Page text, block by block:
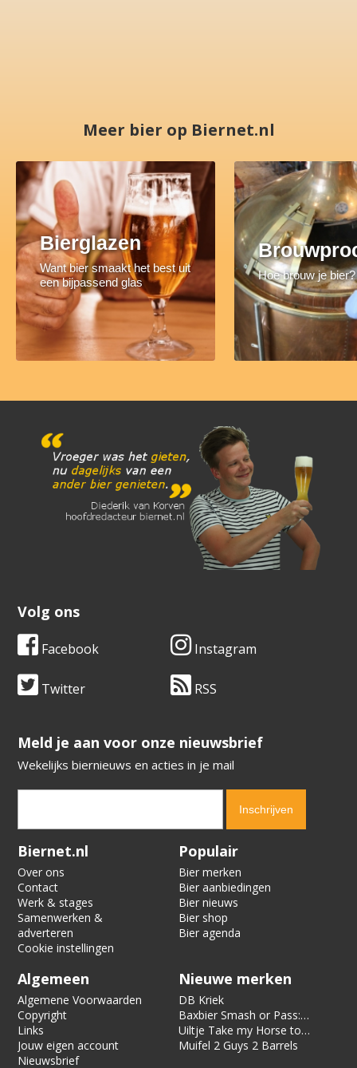
Meer bier op Biernet.nl
Bierglazen
Want bier smaakt het best uit
een bijpassend glas
Hoe brouw je bier?
Volg ons
Facebook Instagram
Twitter RSS
​​​​​​​Meld je aan voor onze nieuwsbrief
Wekelijks biernieuws en acties in je mail
Verification code:
Biernet.nl
Over ons
Contact
Werk & stages
Samenwerken &
adverteren
Cookie instellingen
Populair
Bier merken
Bier aanbiedingen
Bier nieuws
Bier shop
Bier agenda
Algemeen
Algemene Voorwaarden
Copyright
Links
Jouw eigen account
Nieuwsbrief
Nieuwe merken
DB Kriek
Baxbier Smash or Pass:
Strata
Uiltje Take my Horse to
the Hotel Room
Muifel 2 Guys 2 Barrels